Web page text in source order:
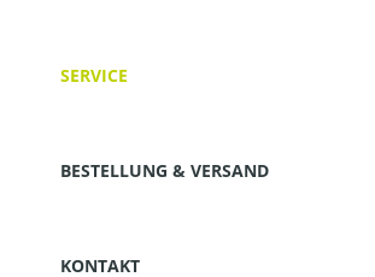
SERVICE
BESTELLUNG & VERSAND
KONTAKT